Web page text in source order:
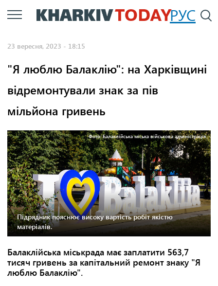
Перейти
до
РУС
23 вересня, 2023 - 18:15
"Я люблю Балаклію": на Харківщині
відремонтували знак за пів
мільйона гривень
Фото: Балаклійська міська військова адміністрація
Підрядник пояснює високу вартість робіт якістю
матеріалів.
Балаклійська міськрада має заплатити 563,7
тисяч гривень за капітальний ремонт знаку "Я
люблю Балаклію".